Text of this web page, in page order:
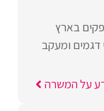
בארץ
דגמים ומעקב
על המשרה